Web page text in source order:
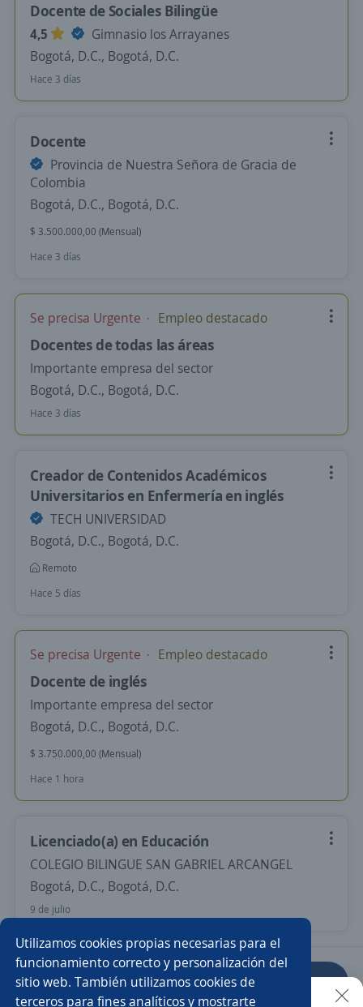
Utilizamos cookies propias necesarias para el
funcionamiento correcto y personalización del
sitio web. También utilizamos cookies de
terceros para fines analíticos y mostrarte
Docente de Sociales Bilingüe
4,5
Gimnasio los Arrayanes
Bogotá, D.C., Bogotá, D.C.
Hace 3 días
Docente
Provincia de Nuestra Señora de Gracia de
Colombia
Bogotá, D.C., Bogotá, D.C.
$ 3.500.000,00 (Mensual)
Hace 3 días
Se precisa Urgente Empleo destacado
Docentes de todas las áreas
Importante empresa del sector
Bogotá, D.C., Bogotá, D.C.
Hace 3 días
Creador de Contenidos Académicos
Universitarios en Enfermería en inglés
TECH UNIVERSIDAD
Bogotá, D.C., Bogotá, D.C.
Remoto
Hace 5 días
Se precisa Urgente Empleo destacado
Docente de inglés
Importante empresa del sector
Bogotá, D.C., Bogotá, D.C.
$ 3.750.000,00 (Mensual)
Hace 1 hora
Licenciado(a) en Educación
COLEGIO BILINGUE SAN GABRIEL ARCANGEL
Bogotá, D.C., Bogotá, D.C.
9 de julio
Anterior Siguiente